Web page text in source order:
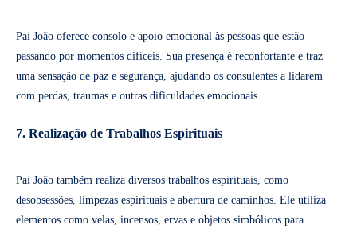
Pai João oferece consolo e apoio emocional às pessoas que estão
passando por momentos difíceis. Sua presença é reconfortante e traz
uma sensação de paz e segurança, ajudando os consulentes a lidarem
com perdas, traumas e outras dificuldades emocionais.
7. Realização de Trabalhos Espirituais
Pai João também realiza diversos trabalhos espirituais, como
desobsessões, limpezas espirituais e abertura de caminhos. Ele utiliza
elementos como velas, incensos, ervas e objetos simbólicos para